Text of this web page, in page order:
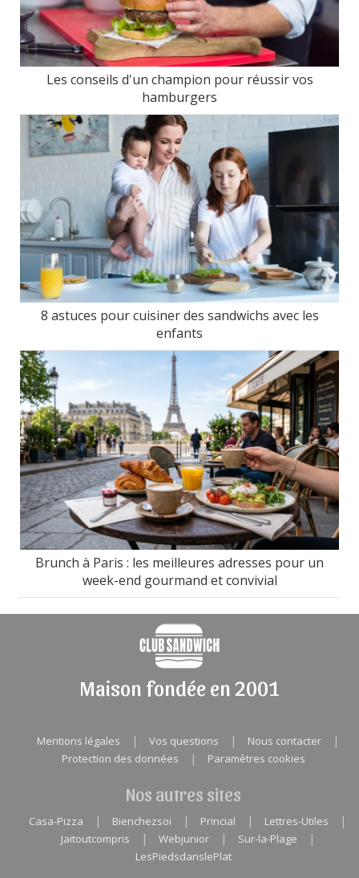
Les conseils d'un champion pour réussir vos
hamburgers
8 astuces pour cuisiner des sandwichs avec les
enfants
Brunch à Paris : les meilleures adresses pour un
week-end gourmand et convivial
Maison fondée en 2001
Mentions légales | Vos questions | Nous contacter |
Protection des données | Paramètres cookies
Nos autres sites
Casa-Pizza | Bienchezsoi | Princial | Lettres-Utiles |
Jaitoutcompris | Webjunior | Sur-la-Plage |
LesPiedsdanslePlat